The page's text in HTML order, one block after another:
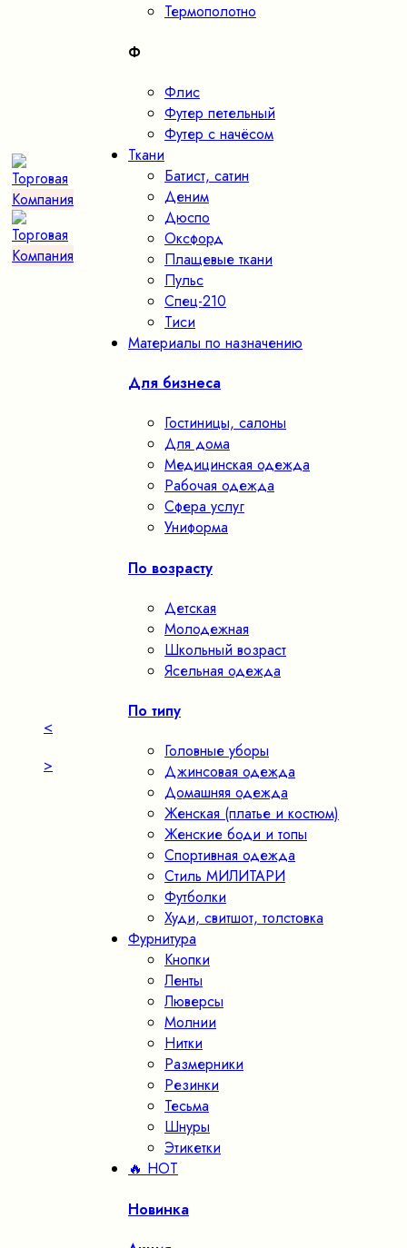
Термополотно
Ф
Флис
Футер петельный
Футер с начёсом
Ткани
Батист, сатин
Деним
Дюспо
Оксфорд
Плащевые ткани
Пульс
Спец-210
Тиси
Материалы по назначению
Для бизнеса
Гостиницы, салоны
Для дома
Медицинская одежда
Рабочая одежда
Сфера услуг
Униформа
По возрасту
Детская
Молодежная
Школьный возраст
Ясельная одежда
По типу
Головные уборы
Джинсовая одежда
Домашняя одежда
Женская (платье и костюм)
Женские боди и топы
Спортивная одежда
Стиль МИЛИТАРИ
Футболки
Худи, свитшот, толстовка
Фурнитура
Кнопки
Ленты
Люверсы
Молнии
Нитки
Размерники
Резинки
Тесьма
Шнуры
Этикетки
🔥 HOT
Новинка
<
>